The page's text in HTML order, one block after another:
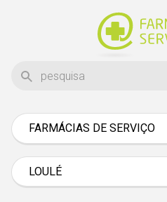
FARMÁCIAS DE SERVIÇO
Braga
LOULÉ